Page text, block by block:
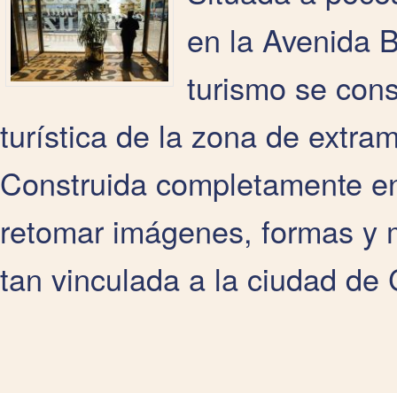
en la Avenida
turismo se
turística de la zona de
Construida completamente
retomar imágenes, formas y
tan vinculada a la ciudad de